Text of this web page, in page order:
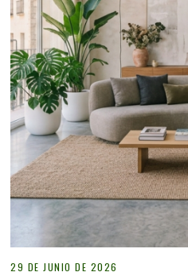
29 DE JUNIO DE 2026